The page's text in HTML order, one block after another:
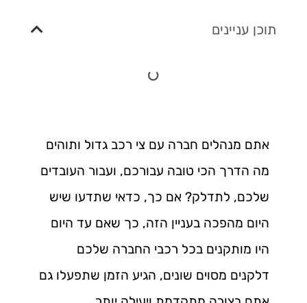
אתם מנהלים חברה עם צי רכב גדול ותוהים
מה הדרך הכי טובה עבורכם, ועבור העובדים
שלכם, לתדלק? אם כך, כדאי שתדעו שיש
היום מהפכה בעניין הזה, כך שאם עד היום
היו מותקנים בכל רכבי החברה שלכם
דלקנים מסוים שונים, הגיע הזמן שתפעלו גם
תוכן עניינים